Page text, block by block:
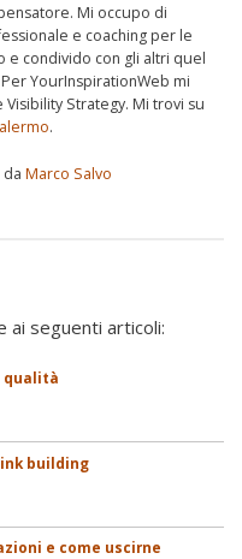
Mi occupo di
e coaching per le
e condivido con gli altri quel
YourInspirationWeb mi
Visibility Strategy. Mi trovi su
.
Marco Salvo
seguenti articoli:
qualità
building
e come uscirne